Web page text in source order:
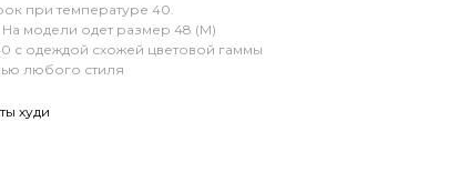
при температуре 40.
На модели одет размер 48 (М)
с одеждой схожей цветовой гаммы
любого стиля
худи